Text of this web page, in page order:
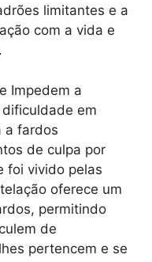
limitantes e a
com a vida e
Impedem a
em
a fardos
de culpa por
foi vivido pelas
oferece um
permitindo
de
pertencem e se